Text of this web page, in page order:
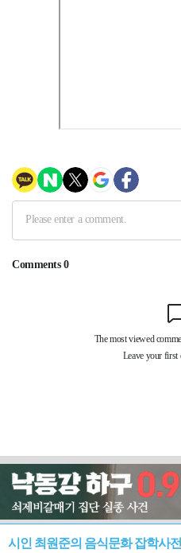
시인 최원준의 음식문화 잡학사전